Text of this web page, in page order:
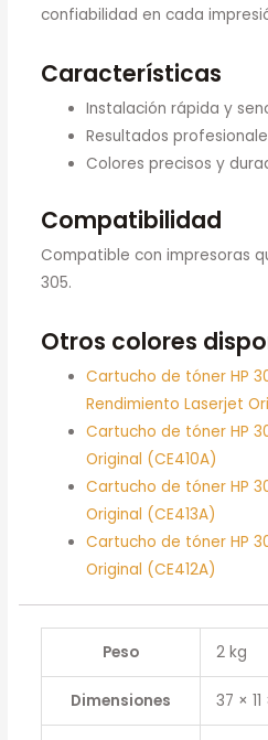
confiabilidad en cada
Características
Instalación rápida y
Resultados
Colores precisos y
Compatibilidad
Compatible con impresoras
305.
Otros colores
Cartucho de tóner HP
Rendimiento Laserjet
Cartucho de tóner HP
Original (CE410A)
Cartucho de tóner HP
Original (CE413A)
Cartucho de tóner HP
Original (CE412A)
Peso 2 kg
Dimensiones 37 ×